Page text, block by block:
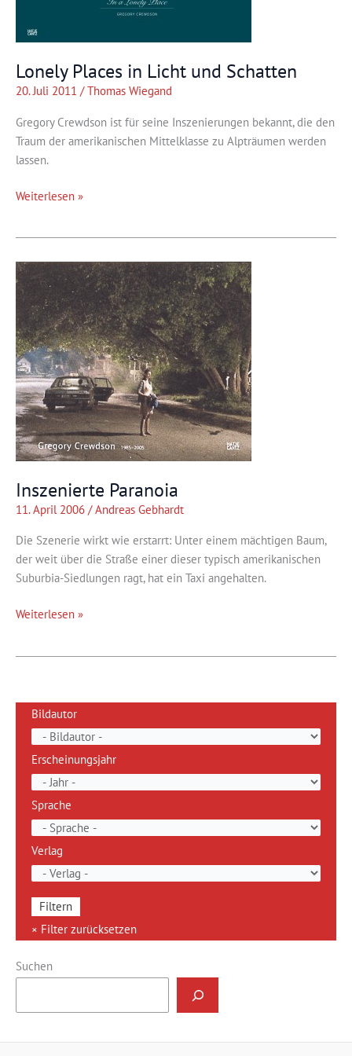
Lonely Places in Licht und Schatten
20. Juli 2011 /Thomas Wiegand
Gregory Crewdson ist für seine Inszenierungen bekannt, die den
Traum der amerikanischen Mittelklasse zu Alpträumen werden
lassen.
Lonely
und
Schatten
Weiterlesen »
Inszenierte Paranoia
11. April 2006 /Andreas Gebhardt
Die Szenerie wirkt wie erstarrt: Unter einem mächtigen Baum,
der weit über die Straße einer dieser typisch amerikanischen
Suburbia-Siedlungen ragt, hat ein Taxi angehalten.
Inszenierte
Weiterlesen »
Bildautor
Erscheinungsjahr
Sprache
Verlag
Suchen